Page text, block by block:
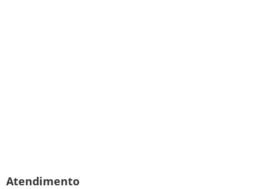
Atendimento